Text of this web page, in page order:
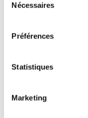
Nécessaires
Préférences
Statistiques
Marketing